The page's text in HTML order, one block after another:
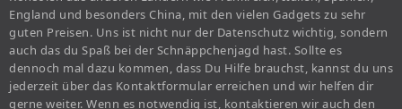
England und besonders China, mit den vielen Gadgets zu sehr
guten Preisen. Uns ist nicht nur der Datenschutz wichtig, sondern
auch das du Spaß bei der Schnäppchenjagd hast. Sollte es
dennoch mal dazu kommen, dass Du Hilfe brauchst, kannst du uns
jederzeit über das Kontaktformular erreichen und wir helfen dir
gerne weiter. Wenn es notwendig ist, kontaktieren wir auch den